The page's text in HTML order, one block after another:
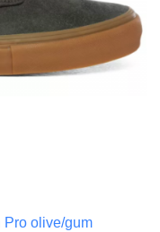
Pro olive/gum